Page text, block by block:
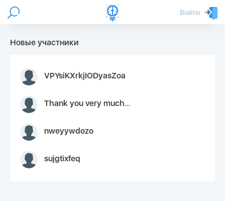
Войти
Новые участники
VPYsiKXrkjIODyasZoa
Thank you very much for your inquiry We appreciate you 9126052 https://youtube.com faceapple !
nweyywdozo
sujgtixfeq